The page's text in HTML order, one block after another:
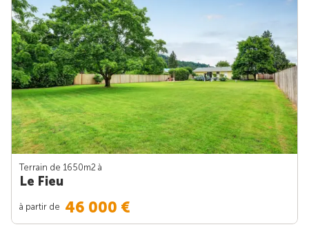
Terrain de 1650m2 à
Le Fieu
à partir de 46 000 €